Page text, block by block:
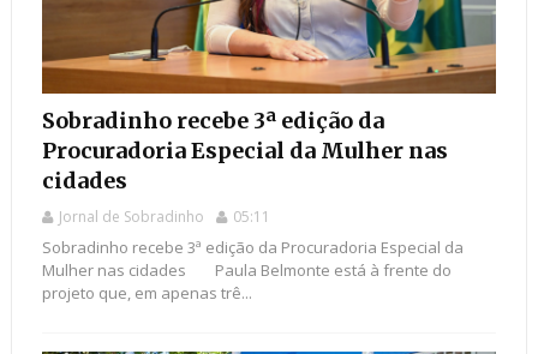
Sobradinho recebe 3ª edição da
Procuradoria Especial da Mulher nas
cidades
Jornal de Sobradinho 05:11
Sobradinho recebe 3ª edição da Procuradoria Especial da
Mulher nas cidades Paula Belmonte está à frente do
projeto que, em apenas trê...